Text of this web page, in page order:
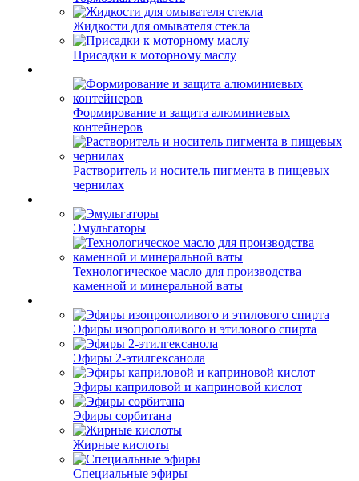
Жидкости для омывателя стекла
Присадки к моторному маслу
Формирование и защита алюминиевых
контейнеров
Растворитель и носитель пигмента в пищевых
чернилах
Эмульгаторы
Технологическое масло для производства
каменной и минеральной ваты
Эфиры изопрополивого и этилового спирта
Эфиры 2-этилгексанола
Эфиры каприловой и каприновой кислот
Эфиры сорбитана
Жирные кислоты
Специальные эфиры